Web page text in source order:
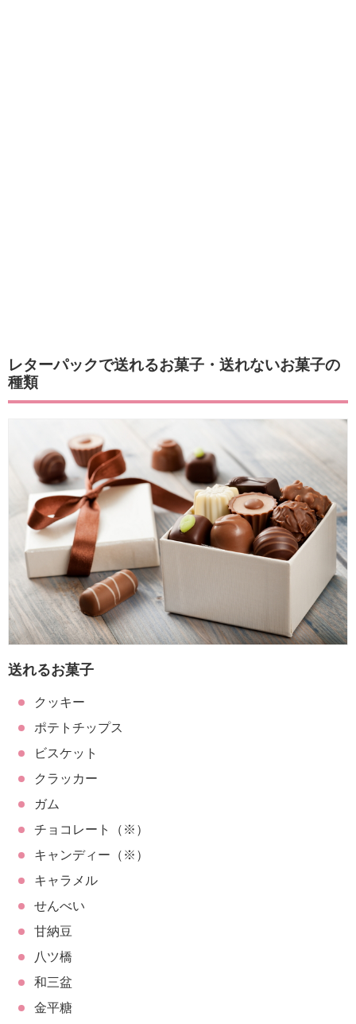
レターパックで送れるお菓子・送れないお菓子の
種類
送れるお菓子
クッキー
ポテトチップス
ビスケット
クラッカー
ガム
チョコレート（※）
キャンディー（※）
キャラメル
せんべい
甘納豆
八ツ橋
和三盆
金平糖